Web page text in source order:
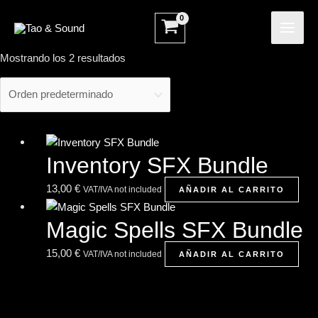
Mostrando los 2 resultados
Inventory SFX Bundle
13,00 € VAT/IVA not included AÑADIR AL CARRITO
Magic Spells SFX Bundle
15,00 € VAT/IVA not included AÑADIR AL CARRITO